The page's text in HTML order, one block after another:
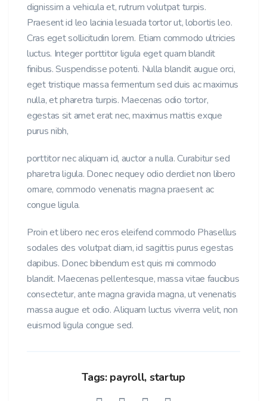
dignissim a vehicula et, rutrum volutpat turpis.
Praesent id leo lacinia lesuada tortor ut, lobortis leo.
Cras eget sollicitudin lorem. Etiam commodo ultricies
luctus. Integer porttitor ligula eget quam blandit
finibus. Suspendisse potenti. Nulla blandit augue orci,
eget tristique massa fermentum sed duis ac maximus
nulla, et pharetra turpis. Maecenas odio tortor,
egestas sit amet erat nec, maximus mattis exque
purus nibh,
porttitor nec aliquam id, auctor a nulla. Curabitur sed
pharetra ligula. Donec nequey odio derdiet non libero
ornare, commodo venenatis magna praesent ac
congue ligula.
Proin et libero nec eros eleifend commodo Phasellus
sodales des volutpat diam, id sagittis purus egestas
dapibus. Donec bibendum est quis mi commodo
blandit. Maecenas pellentesque, massa vitae faucibus
consectetur, ante magna gravida magna, ut venenatis
massa augue et odio. Aliquam luctus viverra velit, non
euismod ligula congue sed.
Tags: payroll, startup